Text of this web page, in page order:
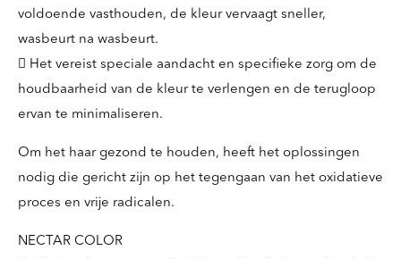
voldoende vasthouden, de kleur vervaagt sneller,
wasbeurt na wasbeurt.
 Het vereist speciale aandacht en specifieke zorg om de
houdbaarheid van de kleur te verlengen en de terugloop
ervan te minimaliseren.
Om het haar gezond te houden, heeft het oplossingen
nodig die gericht zijn op het tegengaan van het oxidatieve
proces en vrije radicalen.
NECTAR COLOR